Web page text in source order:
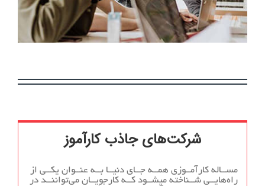
شرکت‌های جاذب کارآموز
مســاله کارآمــوزی همــه جــای دنیــا بــه عنــوان یکــی از
راه‌هایــی شــناخته میشــود کــه کارجویــان می‌تواننــد در